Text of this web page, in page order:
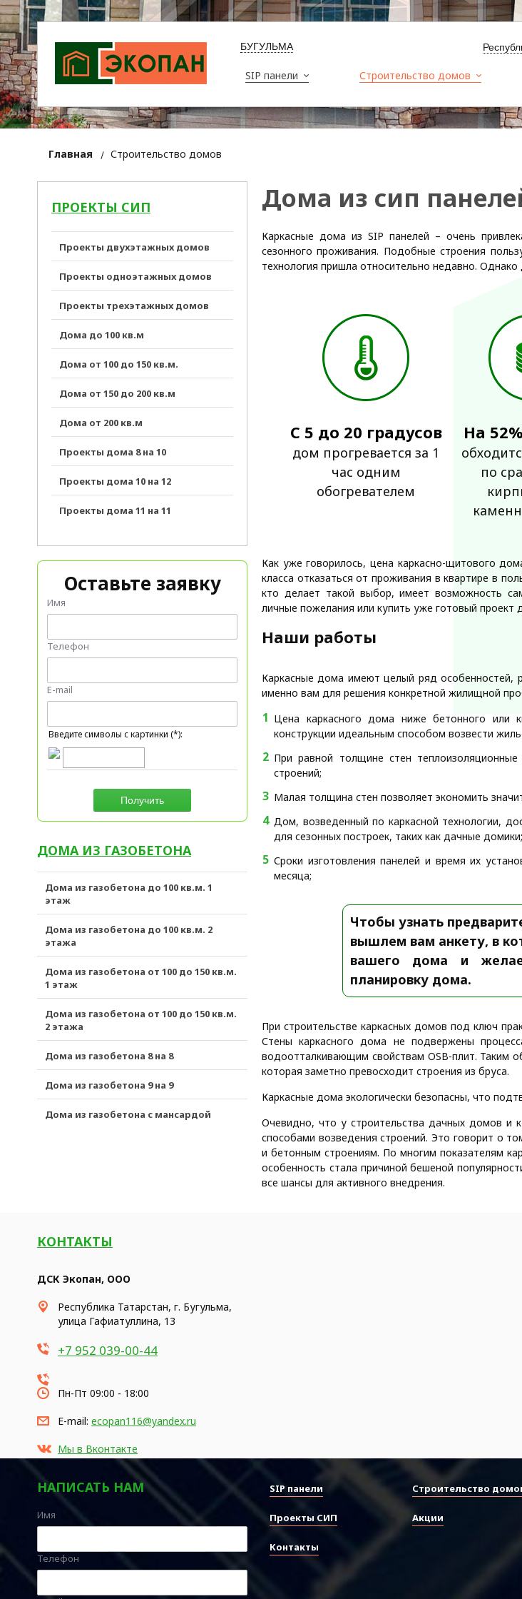
БУГУЛЬМА
SIP панели Строительство домов
Главная Строительство домов
ПРОЕКТЫ СИП
Проекты двухэтажных домов
Проекты одноэтажных домов
Проекты трехэтажных домов
Дома до 100 кв.м
Дома от 100 до 150 кв.м.
Дома от 150 до 200 кв.м
Дома от 200 кв.м
Проекты дома 8 на 10
Проекты дома 10 на 12
Проекты дома 11 на 11
Оставьте заявку
Имя
Телефон
E-mail
Введите символы с картинки (*):
ДОМА ИЗ ГАЗОБЕТОНА
Дома из газобетона до 100 кв.м. 1
этаж
Дома из газобетона до 100 кв.м. 2
этажа
Дома из газобетона от 100 до 150 кв.м.
1 этаж
Дома из газобетона от 100 до 150 кв.м.
2 этажа
Дома из газобетона 8 на 8
Дома из газобетона 9 на 9
Дома из газобетона с мансардой
Дома из сип
Каркасные дома из SIP панелей – очень
сезонного проживания. Подобные строения
технология пришла относительно недавно.
С 5 до 20 градусов
дом прогревается за 1
час одним
обогревателем
На
по
Как уже говорилось, цена каркасно-щитового
класса отказаться от проживания в квартире в
кто делает такой выбор, имеет возможность
личные пожелания или купить уже готовый
Наши работы
Каркасные дома имеют целый ряд особенностей,
именно вам для решения конкретной жилищной
Цена каркасного дома ниже бетонного или
конструкции идеальным способом возвести
При равной толщине стен
строений;
Малая толщина стен позволяет экономить
Дом, возведенный по каркасной технологии,
для сезонных построек, таких как дачные домики;
Сроки изготовления панелей и время их
месяца;
Чтобы узнать
вышлем вам анкету, в
вашего дома и
планировку дома.
При строительстве каркасных домов под ключ
Стены каркасного дома не подвержены
водоотталкивающим свойствам OSB-плит. Таким
которая заметно превосходит строения из бруса.
Каркасные дома экологически безопасны, что
Очевидно, что у строительства дачных домов и
способами возведения строений. Это говорит о
и бетонным строениям. По многим показателям
особенность стала причиной бешеной
все шансы для активного внедрения.
КОНТАКТЫ
ДСК Экопан, ООО
Республика Татарстан, г. Бугульма,
улица Гафиатуллина, 13
+7 952 039-00-44
Пн-Пт 09:00 - 18:00
E-mail: ecopan116@yandex.ru
Мы в Вконтакте
НАПИСАТЬ НАМ
Имя
Телефон
SIP панели Строительство
Проекты СИП Акции
Контакты